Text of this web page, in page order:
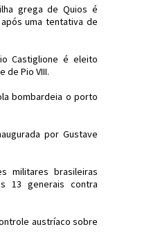
grega de Quios é
uma tentativa de
Castiglione é eleito
de Pio VIII.
bombardeia o porto
por Gustave
militares brasileiras
13 generais contra
austríaco sobre